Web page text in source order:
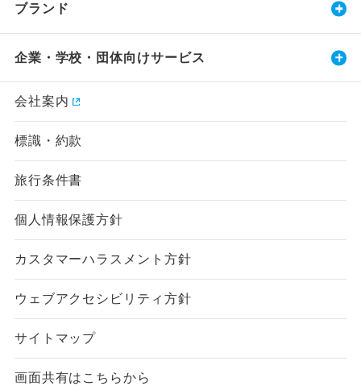
ブランド
企業・学校・団体向けサービス
会社案内
標識・約款
旅行条件書
個人情報保護方針
カスタマーハラスメント方針
ウェブアクセシビリティ方針
サイトマップ
画面共有はこちらから